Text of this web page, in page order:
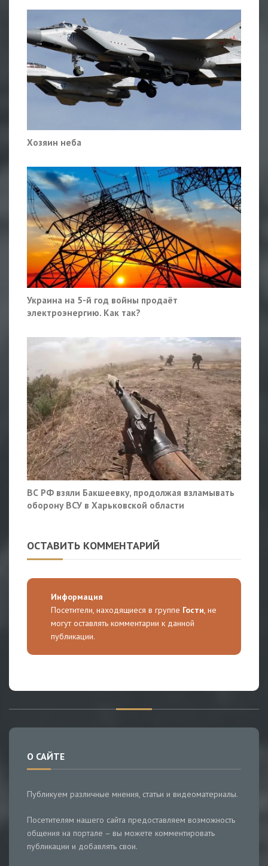
Хозяин неба
Украина на 5-й год войны продаёт
электроэнергию. Как так?
ВС РФ взяли Бакшеевку, продолжая взламывать
оборону ВСУ в Харьковской области
ОСТАВИТЬ КОММЕНТАРИЙ
Информация
Посетители, находящиеся в группе Гости, не
могут оставлять комментарии к данной
публикации.
О САЙТЕ
Публикуем различные мнения, статьи и видеоматериалы.
Посетителям нашего сайта предоставляем возможность
общения на портале – вы можете комментировать
публикации и добавлять свои.